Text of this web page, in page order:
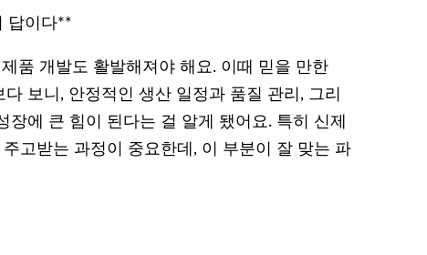
답이다**
품 개발도 활발해져야 해요. 이때 믿을 만한
보니, 안정적인 생산 일정과 품질 관리, 그리
에 큰 힘이 된다는 걸 알게 됐어요. 특히 신제
고받는 과정이 중요한데, 이 부분이 잘 맞는 파